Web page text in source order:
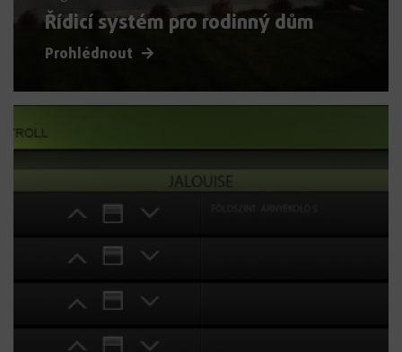
Řídicí systém pro rodinný dům
Prohlédnout